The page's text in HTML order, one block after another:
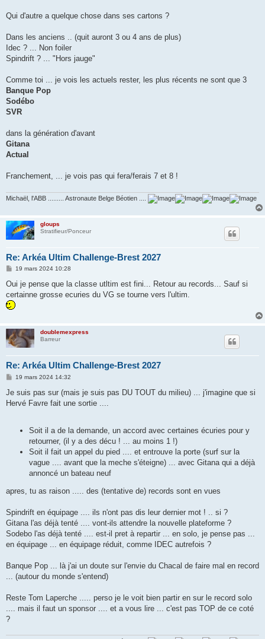
Qui d'autre a quelque chose dans ses cartons ?
Dans les anciens .. (quit auront 3 ou 4 ans de plus)
Idec ? ... Non foiler
Spindrift ? ... "Hors jauge"
Comme toi ... je vois les actuels rester, les plus récents ne sont que 3
Banque Pop
Sodébo
SVR
dans la génération d'avant
Gitana
Actual
Franchement, ... je vois pas qui fera/ferais 7 et 8 !
Michaël, l'ABB ......... Astronaute Belge Béotien ....
gloups
Stratifieur/Ponceur
Re: Arkéa Ultim Challenge-Brest 2027
M
s
a
g
e
19 mars 2024 10:28
Oui je pense que la classe utltim est fini... Retour au records... Sauf si
certainne grosse ecuries du VG se tourne vers l'ultim.
doublemexpress
Barreur
Re: Arkéa Ultim Challenge-Brest 2027
M
s
a
19 mars 2024 14:32
Je suis pas sur (mais je suis pas DU TOUT du milieu) ... j'imagine que si
Hervé Favre fait une sortie ....
Soit il a de la demande, un accord avec certaines écuries pour y
retourner, (il y a des décu ! ... au moins 1 !)
Soit il fait un appel du pied .... et entrouve la porte (surf sur la
vague .... avant que la meche s'éteigne) ... avec Gitana qui a déjà
annoncé un bateau neuf
apres, tu as raison ..... des (tentative de) records sont en vues
Spindrift en équipage .... ils n'ont pas dis leur dernier mot ! .. si ?
Gitana l'as déjà tenté .... vont-ils attendre la nouvelle plateforme ?
Sodebo l'as déjà tenté .... est-il pret à repartir ... en solo, je pense pas ...
en équipage ... en équipage réduit, comme IDEC autrefois ?
Banque Pop ... là j'ai un doute sur l'envie du Chacal de faire mal en record
... (autour du monde s'entend)
Reste Tom Laperche ..... perso je le voit bien partir en sur le record solo
.... mais il faut un sponsor .... et a vous lire ... c'est pas TOP de ce coté
?